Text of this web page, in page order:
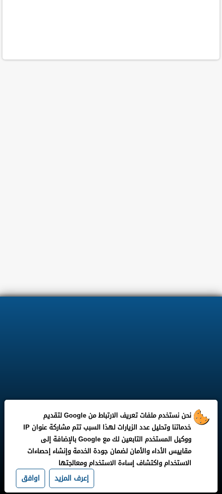
بوابة مدونة وظيفتى
نحن نستخدم ملفات تعريف الارتباط من Google لتقديم
خدماتنا وتحليل عدد الزيارات لهذا السبب تتم مشاركة عنوان IP
ووكيل المستخدم التابعين لك مع Google بالإضافة إلى
مقاييس الأداء والأمان لضمان جودة الخدمة وإنشاء إحصاءات
الاستخدام واكتشاف إساءة الاستخدام ومعالجتها
إعرف المزيد اوافق